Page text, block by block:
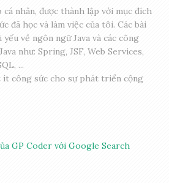
cá nhân, được thành lập với mục đích
đã học và làm việc của tôi. Các bài
về ngôn ngữ Java và các công
như: Spring, JSF, Web Services,
...
ít công sức cho sự phát triển cộng
GP Coder với Google Search